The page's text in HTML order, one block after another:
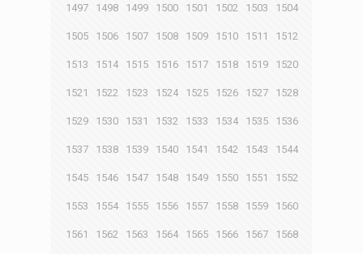
1497 1498 1499 1500 1501 1502 1503 1504
1505 1506 1507 1508 1509 1510 1511 1512
1513 1514 1515 1516 1517 1518 1519 1520
1521 1522 1523 1524 1525 1526 1527 1528
1529 1530 1531 1532 1533 1534 1535 1536
1537 1538 1539 1540 1541 1542 1543 1544
1545 1546 1547 1548 1549 1550 1551 1552
1553 1554 1555 1556 1557 1558 1559 1560
1561 1562 1563 1564 1565 1566 1567 1568